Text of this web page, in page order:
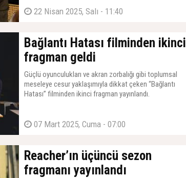
22 Nisan 2025, Salı - 11:40
Bağlantı Hatası filminden ikinci
fragman geldi
Güçlü oyunculukları ve akran zorbalığı gibi toplumsal
meseleye cesur yaklaşımıyla dikkat çeken “Bağlantı
Hatası” filminden ikinci fragman yayınlandı.
07 Mart 2025, Cuma - 07:00
Reacher’ın üçüncü sezon
fragmanı yayınlandı